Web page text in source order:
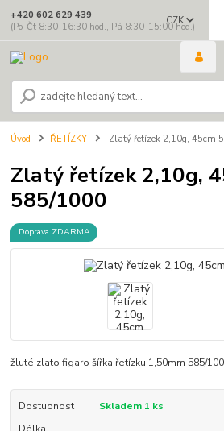
CZK
+420 602 629 439
(Po-Čt 8:30-16:30 hod., Pá 8:30-15:00 hod.)
Úvod ŘETÍZKY Zlatý řetízek 2,10g, 45cm
Zlatý řetízek 2,10g,
585/1000
Doprava ZDARMA
žluté zlato figaro šířka řetízku 1,50mm 585/
Dostupnost
Skladem 1 ks